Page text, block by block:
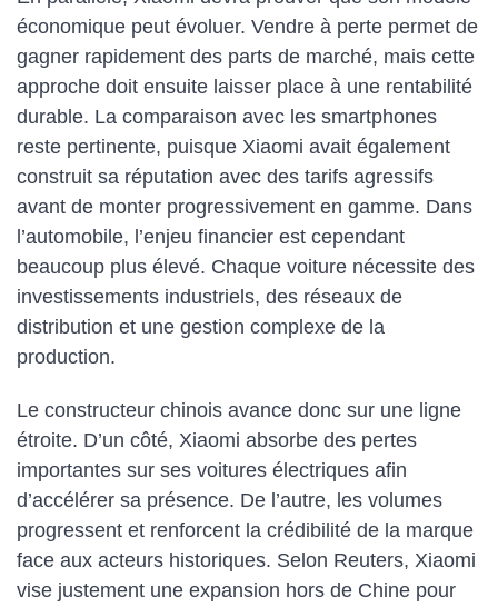
économique peut évoluer. Vendre à perte permet de
gagner rapidement des parts de marché, mais cette
approche doit ensuite laisser place à une rentabilité
durable. La comparaison avec les smartphones
reste pertinente, puisque Xiaomi avait également
construit sa réputation avec des tarifs agressifs
avant de monter progressivement en gamme. Dans
l’automobile, l’enjeu financier est cependant
beaucoup plus élevé. Chaque voiture nécessite des
investissements industriels, des réseaux de
distribution et une gestion complexe de la
production.
Le constructeur chinois avance donc sur une ligne
étroite. D’un côté, Xiaomi absorbe des pertes
importantes sur ses voitures électriques afin
d’accélérer sa présence. De l’autre, les volumes
progressent et renforcent la crédibilité de la marque
face aux acteurs historiques. Selon Reuters, Xiaomi
vise justement une expansion hors de Chine pour